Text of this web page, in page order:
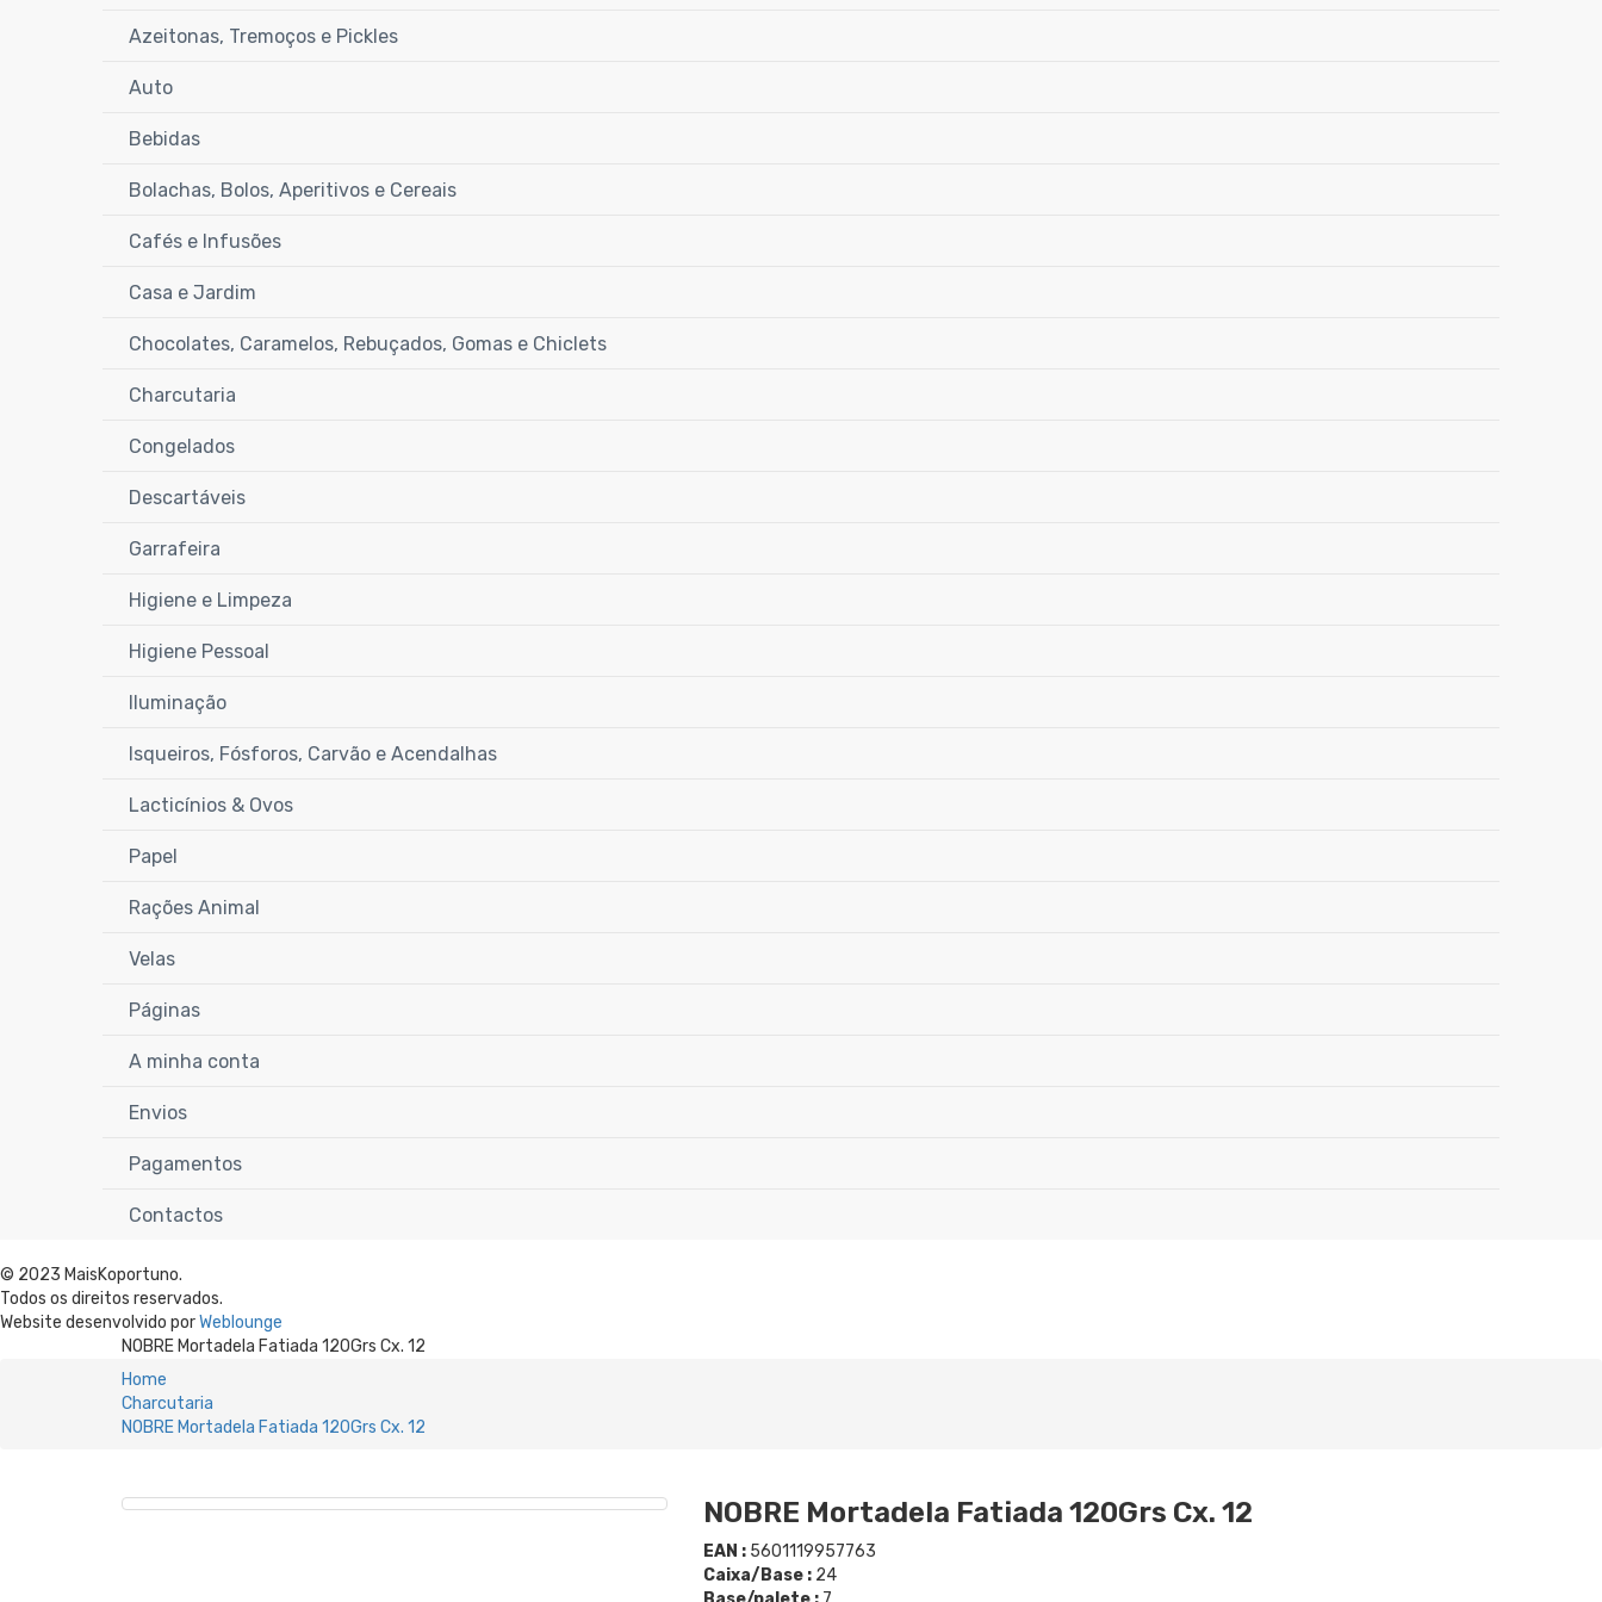
Azeitonas, Tremoços e Pickles
Auto
Bebidas
Bolachas, Bolos, Aperitivos e Cereais
Cafés e Infusões
Casa e Jardim
Chocolates, Caramelos, Rebuçados, Gomas e Chiclets
Charcutaria
Congelados
Descartáveis
Garrafeira
Higiene e Limpeza
Higiene Pessoal
Iluminação
Isqueiros, Fósforos, Carvão e Acendalhas
Lacticínios & Ovos
Papel
Rações Animal
Velas
Páginas
A minha conta
Envios
Pagamentos
Contactos
© 2023 MaisKoportuno.
Todos os direitos reservados.
Website desenvolvido porWeblounge
NOBRE Mortadela Fatiada 120Grs Cx. 12
Home
Charcutaria
NOBRE Mortadela Fatiada 120Grs Cx. 12
NOBRE Mortadela Fatiada 120Grs Cx. 12
EAN :5601119957763
Caixa/Base : 24